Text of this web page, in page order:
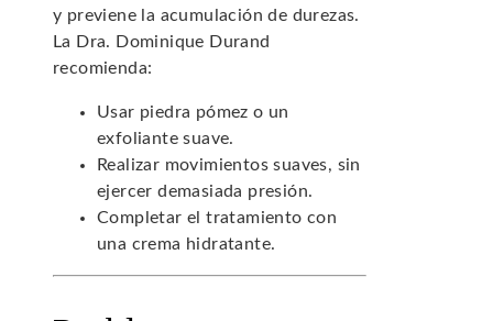
y previene la acumulación de durezas.
La Dra. Dominique Durand
recomienda:
Usar piedra pómez o un
exfoliante suave.
Realizar movimientos suaves, sin
ejercer demasiada presión.
Completar el tratamiento con
una crema hidratante.